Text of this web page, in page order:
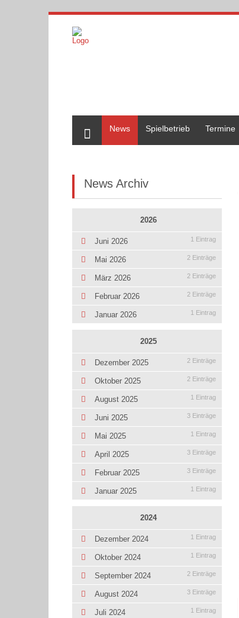
News
Spielbetrieb Termine
News Archiv
2026
Juni 2026 1 Eintrag
Mai 2026 2 Einträge
März 2026 2 Einträge
Februar 2026 2 Einträge
Januar 2026 1 Eintrag
2025
Dezember 2025 2 Einträge
Oktober 2025 2 Einträge
August 2025 1 Eintrag
Juni 2025 3 Einträge
Mai 2025 1 Eintrag
April 2025 3 Einträge
Februar 2025 3 Einträge
Januar 2025 1 Eintrag
2024
Dezember 2024 1 Eintrag
Oktober 2024 1 Eintrag
September 2024 2 Einträge
August 2024 3 Einträge
Juli 2024 1 Eintrag